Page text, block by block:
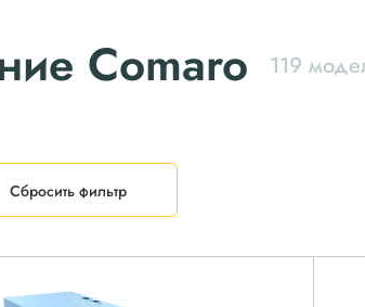
Comaro 119
Сбросить фильтр